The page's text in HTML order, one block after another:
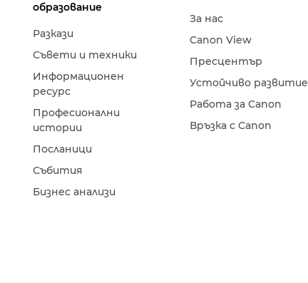
образование
Разкази
Съвети и техники
Информационен
ресурс
Професионални
истории
Посланици
Събития
Бизнес анализи
За нас
Canon View
Пресцентър
Устойчиво развитие
Работа за Canon
Връзка с Canon